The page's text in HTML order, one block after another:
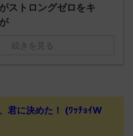
ストロングゼロをキ
続きを見る
君に決めた！ (ﾜｯﾁｮｲW